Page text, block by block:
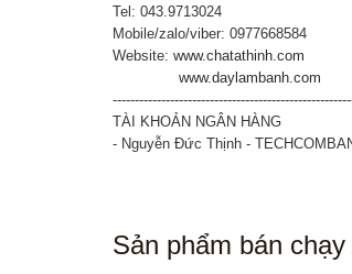
Tel: 043.9713024
Mobile/zalo/viber: 0977668584
Website: www.chatathinh.com
www.daylambanh.com
TÀI KHOẢN NGÂN HÀNG
- Nguyễn Đức Thịnh -
Sản phẩm bán chạy